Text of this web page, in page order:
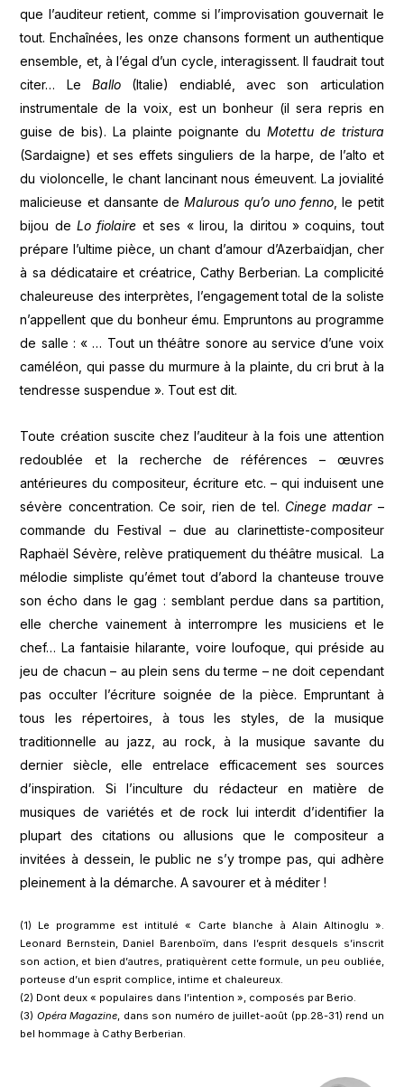
que l’auditeur retient, comme si l’improvisation gouvernait le
tout. Enchaînées, les onze chansons forment un authentique
ensemble, et, à l’égal d’un cycle, interagissent. Il faudrait tout
citer… Le Ballo(Italie) endiablé, avec son articulation
instrumentale de la voix, est un bonheur (il sera repris en
guise de bis). La plainte poignante du Motettu de tristura
(Sardaigne) et ses effets singuliers de la harpe, de l’alto et
du violoncelle, le chant lancinant nous émeuvent. La jovialité
malicieuse et dansante deMalurous qu’o uno fenno, le petit
bijou deLo fiolaire et ses « lirou, la diritou » coquins, tout
prépare l’ultime pièce, un chant d’amour d’Azerbaïdjan, cher
à sa dédicataire et créatrice, Cathy Berberian. La complicité
chaleureuse des interprètes, l’engagement total de la soliste
n’appellent que du bonheur ému. Empruntons au programme
de salle : « … Tout un théâtre sonore au service d’une voix
caméléon, qui passe du murmure à la plainte, du cri brut à la
tendresse suspendue ». Tout est dit.
Toute création suscite chez l’auditeur à la fois une attention
redoublée et la recherche de références – œuvres
antérieures du compositeur, écriture etc. – qui induisent une
sévère concentration. Ce soir, rien de tel. Cinege madar–
commande du Festival – due au clarinettiste-compositeur
Raphaël Sévère, relève pratiquement du théâtre musical. La
mélodie simpliste qu’émet tout d’abord la chanteuse trouve
son écho dans le gag : semblant perdue dans sa partition,
elle cherche vainement à interrompre les musiciens et le
chef… La fantaisie hilarante, voire loufoque, qui préside au
jeu de chacun – au plein sens du terme – ne doit cependant
pas occulter l’écriture soignée de la pièce. Empruntant à
tous les répertoires, à tous les styles, de la musique
traditionnelle au jazz, au rock, à la musique savante du
dernier siècle, elle entrelace efficacement ses sources
d’inspiration. Si l’inculture du rédacteur en matière de
musiques de variétés et de rock lui interdit d’identifier la
plupart des citations ou allusions que le compositeur a
invitées à dessein, le public ne s’y trompe pas, qui adhère
pleinement à la démarche. A savourer et à méditer !
(1) Le programme est intitulé « Carte blanche à Alain Altinoglu ».
Leonard Bernstein, Daniel Barenboïm, dans l’esprit desquels s’inscrit
son action, et bien d’autres, pratiquèrent cette formule, un peu oubliée,
porteuse d’un esprit complice, intime et chaleureux.
(2) Dont deux « populaires dans l’intention », composés par Berio.
(3) Opéra Magazine, dans son numéro de juillet-août (pp.28-31) rend un
bel hommage à Cathy Berberian.